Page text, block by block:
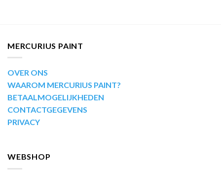
MERCURIUS PAINT
OVER ONS
WAAROM MERCURIUS PAINT?
BETAALMOGELIJKHEDEN
CONTACTGEGEVENS
PRIVACY
WEBSHOP